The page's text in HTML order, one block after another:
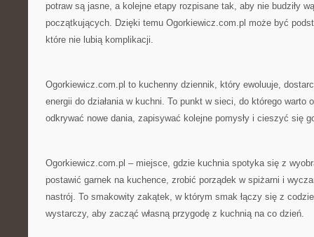
potraw są jasne, a kolejne etapy rozpisane tak, aby nie budziły
początkujących. Dzięki temu Ogorkiewicz.com.pl może być
które nie lubią komplikacji.
Ogorkiewicz.com.pl to kuchenny dziennik, który ewoluuje,
energii do działania w kuchni. To punkt w sieci, do którego warto
odkrywać nowe dania, zapisywać kolejne pomysły i cieszyć się
Ogorkiewicz.com.pl – miejsce, gdzie kuchnia spotyka się z
postawić garnek na kuchence, zrobić porządek w spiżarni i
nastrój. To smakowity zakątek, w którym smak łączy się z
wystarczy, aby zacząć własną przygodę z kuchnią na co dzień.